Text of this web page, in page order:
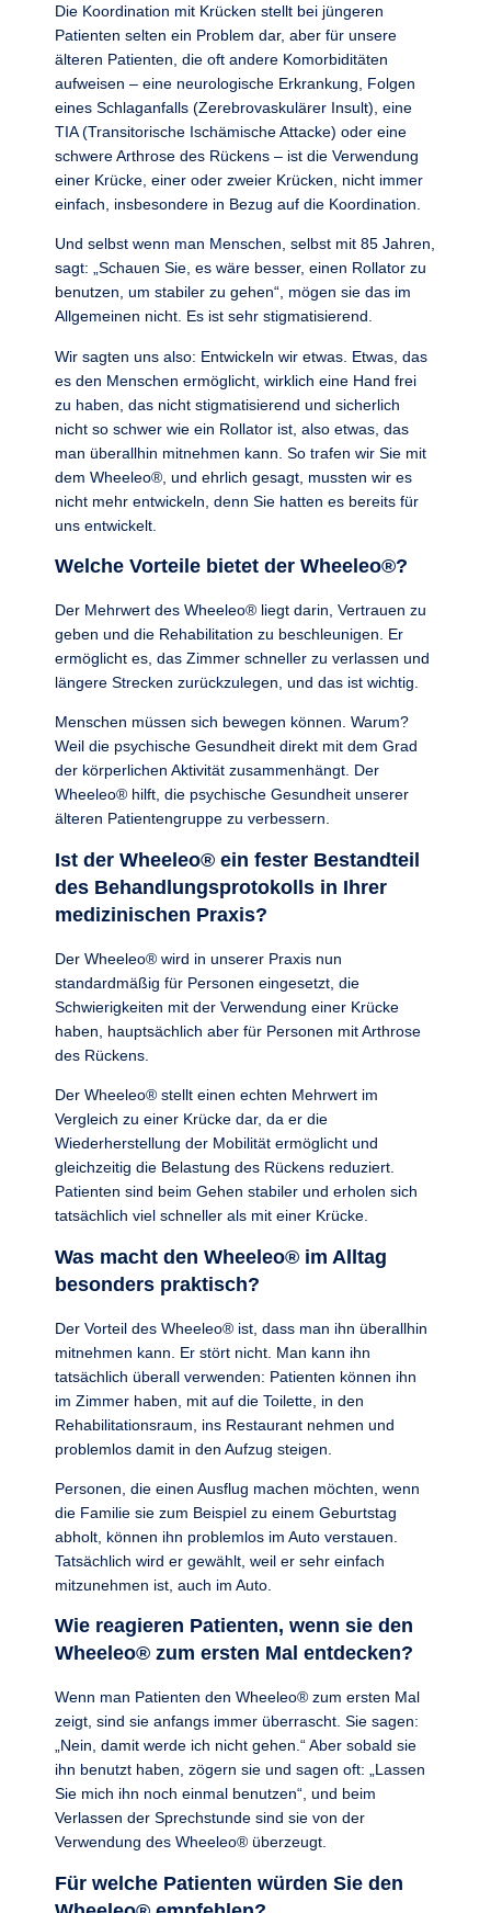
Die Koordination mit Krücken stellt bei jüngeren
Patienten selten ein Problem dar, aber für unsere
älteren Patienten, die oft andere Komorbiditäten
aufweisen – eine neurologische Erkrankung, Folgen
eines Schlaganfalls (Zerebrovaskulärer Insult), eine
TIA (Transitorische Ischämische Attacke) oder eine
schwere Arthrose des Rückens – ist die Verwendung
einer Krücke, einer oder zweier Krücken, nicht immer
einfach, insbesondere in Bezug auf die Koordination.
Und selbst wenn man Menschen, selbst mit 85 Jahren,
sagt: „Schauen Sie, es wäre besser, einen Rollator zu
benutzen, um stabiler zu gehen“, mögen sie das im
Allgemeinen nicht. Es ist sehr stigmatisierend.
Wir sagten uns also: Entwickeln wir etwas. Etwas, das
es den Menschen ermöglicht, wirklich eine Hand frei
zu haben, das nicht stigmatisierend und sicherlich
nicht so schwer wie ein Rollator ist, also etwas, das
man überallhin mitnehmen kann. So trafen wir Sie mit
dem Wheeleo®, und ehrlich gesagt, mussten wir es
nicht mehr entwickeln, denn Sie hatten es bereits für
uns entwickelt.
Welche Vorteile bietet der Wheeleo®?
Der Mehrwert des Wheeleo® liegt darin, Vertrauen zu
geben und die Rehabilitation zu beschleunigen. Er
ermöglicht es, das Zimmer schneller zu verlassen und
längere Strecken zurückzulegen, und das ist wichtig.
Menschen müssen sich bewegen können. Warum?
Weil die psychische Gesundheit direkt mit dem Grad
der körperlichen Aktivität zusammenhängt. Der
Wheeleo® hilft, die psychische Gesundheit unserer
älteren Patientengruppe zu verbessern.
Ist der Wheeleo® ein fester Bestandteil
des Behandlungsprotokolls in Ihrer
medizinischen Praxis?
Der Wheeleo® wird in unserer Praxis nun
standardmäßig für Personen eingesetzt, die
Schwierigkeiten mit der Verwendung einer Krücke
haben, hauptsächlich aber für Personen mit Arthrose
des Rückens.
Der Wheeleo® stellt einen echten Mehrwert im
Vergleich zu einer Krücke dar, da er die
Wiederherstellung der Mobilität ermöglicht und
gleichzeitig die Belastung des Rückens reduziert.
Patienten sind beim Gehen stabiler und erholen sich
tatsächlich viel schneller als mit einer Krücke.
Was macht den Wheeleo® im Alltag
besonders praktisch?
Der Vorteil des Wheeleo® ist, dass man ihn überallhin
mitnehmen kann. Er stört nicht. Man kann ihn
tatsächlich überall verwenden: Patienten können ihn
im Zimmer haben, mit auf die Toilette, in den
Rehabilitationsraum, ins Restaurant nehmen und
problemlos damit in den Aufzug steigen.
Personen, die einen Ausflug machen möchten, wenn
die Familie sie zum Beispiel zu einem Geburtstag
abholt, können ihn problemlos im Auto verstauen.
Tatsächlich wird er gewählt, weil er sehr einfach
mitzunehmen ist, auch im Auto.
Wie reagieren Patienten, wenn sie den
Wheeleo® zum ersten Mal entdecken?
Wenn man Patienten den Wheeleo® zum ersten Mal
zeigt, sind sie anfangs immer überrascht. Sie sagen:
„Nein, damit werde ich nicht gehen.“ Aber sobald sie
ihn benutzt haben, zögern sie und sagen oft: „Lassen
Sie mich ihn noch einmal benutzen“, und beim
Verlassen der Sprechstunde sind sie von der
Verwendung des Wheeleo® überzeugt.
Für welche Patienten würden Sie den